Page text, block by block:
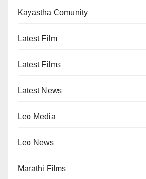
Kayastha Comunity
Latest Film
Latest Films
Latest News
Leo Media
Leo News
Marathi Films